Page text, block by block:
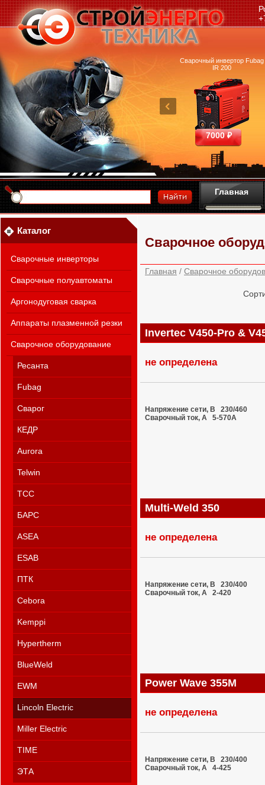
аппарат Ресанта
САИПА-200 ММА
25390 ₽
Машина термической резки
FUBAG INCUT10
460700 ₽
Сварочный инвертор Fubag
IR 200
7000 ₽
Главная
Каталог
Сварочные инверторы
Сварочные полуавтоматы
Аргонодуговая сварка
Аппараты плазменной резки
Сварочное оборудование
Ресанта
Fubag
Сварог
КЕДР
Aurora
Telwin
ТСС
БАРС
ASEA
ESAB
ПТК
Cebora
Kemppi
Hypertherm
BlueWeld
EWM
Lincoln Electric
Miller Electric
TIME
ЭТА
Сварочное
Главная / Сварочное
Invertec V450-Pro &
не определена
Напряжение сети, В 230/460
Сварочный ток, A 5-570A
Multi-Weld 350
не определена
Напряжение сети, В 230/400
Сварочный ток, A 2-420
Power Wave 355M
не определена
Напряжение сети, В 230/400
Сварочный ток, A 4-425